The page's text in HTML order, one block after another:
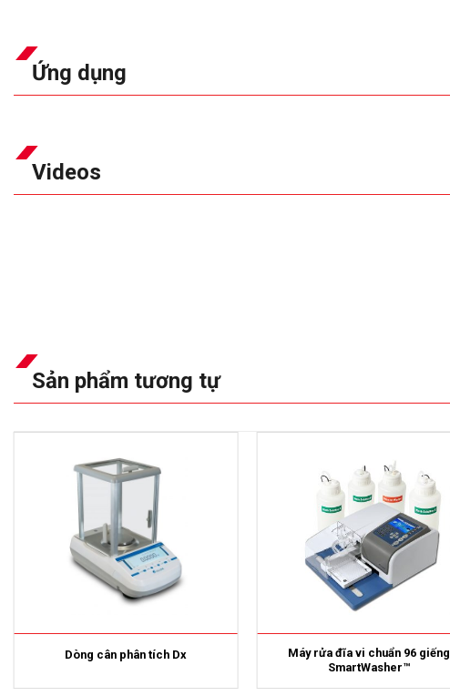
Ứng dụng
Videos
Sản phẩm tương tự
Dòng cân phân tích Dx
Máy rửa đĩa vi chuẩn 96 giếng
SmartWasher™